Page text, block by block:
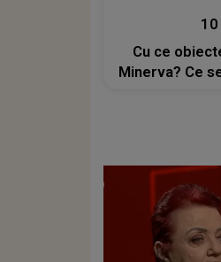
Cu ce
Minerva? Ce